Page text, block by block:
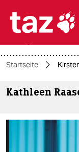

themen
politik
Startseite
Kathleen